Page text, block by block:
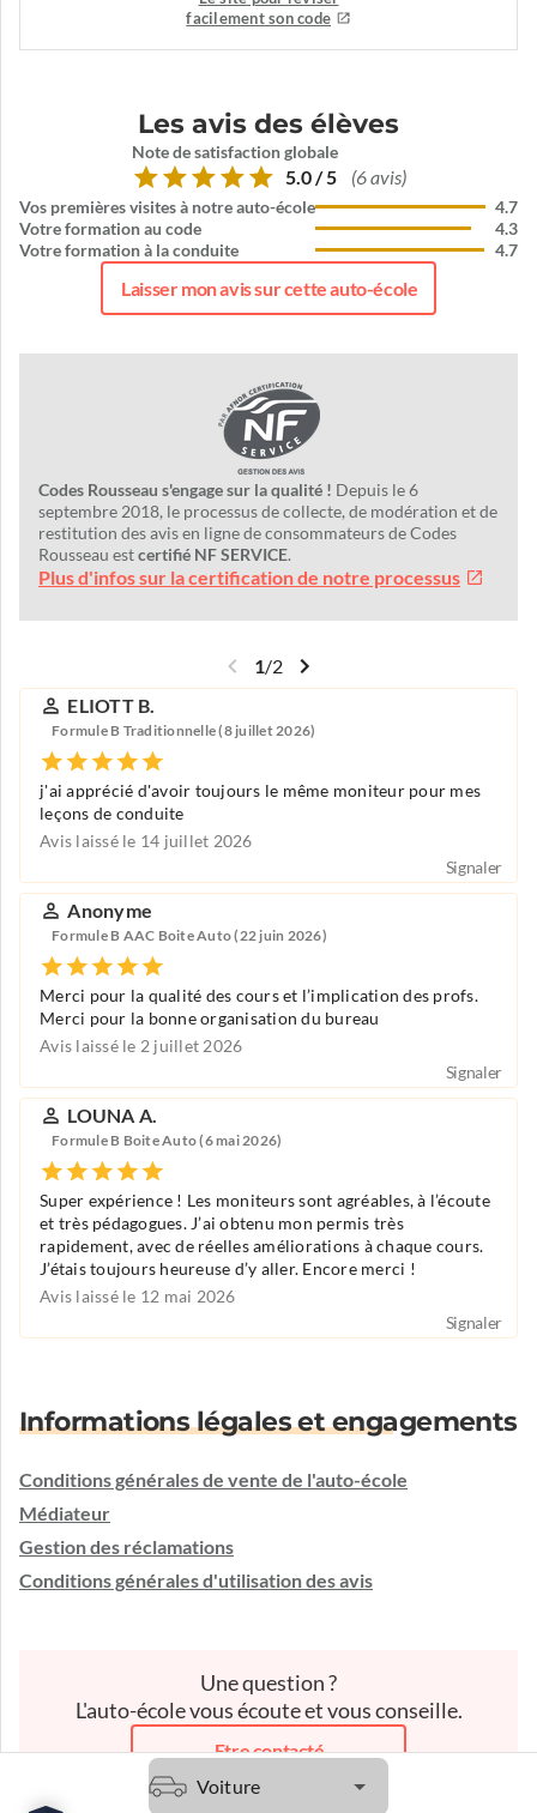
facilement son code
Les avis des élèves
Note de satisfaction globale
5.0 / 5 (6 avis)
Vos premières visites à notre auto-école
Votre formation au code
Votre formation à la conduite
4.7
4.3
4.7
Laisser mon avis sur cette auto-école
Codes Rousseau s'engage sur la qualité ! Depuis le 6
septembre 2018, le processus de collecte, de modération et de
restitution des avis en ligne de consommateurs de Codes
Rousseau estcertifié NF SERVICE.
Plus d'infos sur la certification de notre processus
1/2
ELIOTT B.
Formule B Traditionnelle (8 juillet 2026)
j'ai apprécié d'avoir toujours le même moniteur pour mes
leçons de conduite
Avis laissé le 14 juillet 2026
Signaler
Anonyme
Formule B AAC Boite Auto (22 juin 2026)
Merci pour la qualité des cours et l’implication des profs.
Merci pour la bonne organisation du bureau
Avis laissé le 2 juillet 2026
Signaler
LOUNA A.
Formule B Boite Auto (6 mai 2026)
Super expérience ! Les moniteurs sont agréables, à l’écoute
et très pédagogues. J’ai obtenu mon permis très
rapidement, avec de réelles améliorations à chaque cours.
J’étais toujours heureuse d’y aller. Encore merci !
Avis laissé le 12 mai 2026
Signaler
Informations légales et engagements
Conditions générales de vente de l'auto-école
Médiateur
Gestion des réclamations
Conditions générales d'utilisation des avis
Une question ?
L'auto-école vous écoute et vous conseille.
Etre contacté
Voiture